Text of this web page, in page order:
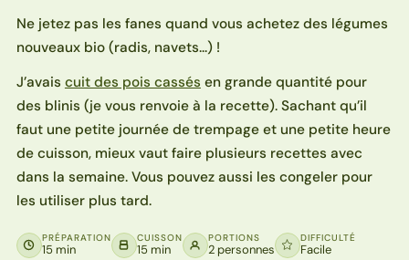
Ne jetez pas les fanes quand vous achetez des légumes
nouveaux bio (radis, navets…) !
J’avais cuit des pois cassés en grande quantité pour
des blinis (je vous renvoie à la recette). Sachant qu’il
faut une petite journée de trempage et une petite heure
de cuisson, mieux vaut faire plusieurs recettes avec
dans la semaine. Vous pouvez aussi les congeler pour
les utiliser plus tard.
PRÉPARATION
15 min
CUISSON
15 min
PORTIONS
2 personnes
DIFFICULTÉ
Facile